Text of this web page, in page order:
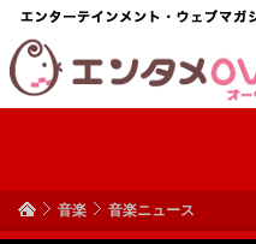
音楽 音楽ニュース